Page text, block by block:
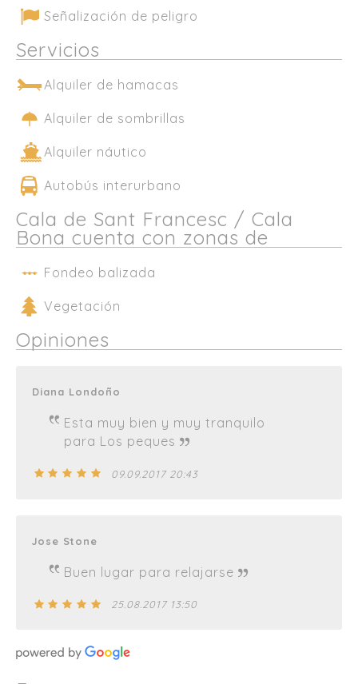
Señalización de peligro
Servicios
Alquiler de hamacas
Alquiler de sombrillas
Alquiler náutico
Autobús interurbano
Cala de Sant Francesc / Cala
Bona cuenta con zonas de
Fondeo balizada
Vegetación
Opiniones
Diana Londoño
Esta muy bien y muy tranquilo
para Los peques
09.09.2017 20:43
Jose Stone
Buen lugar para relajarse
25.08.2017 13:50